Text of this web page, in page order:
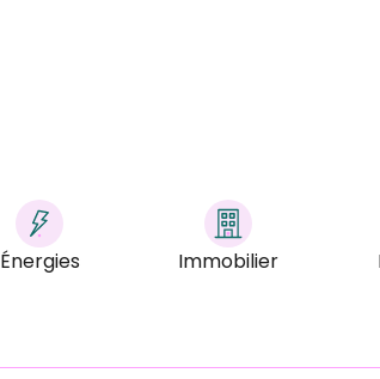
Énergies Immobilier